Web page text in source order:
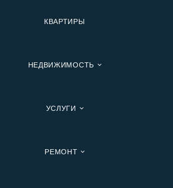
КВАРТИРЫ
НЕДВИЖИМОСТЬ
УСЛУГИ
РЕМОНТ